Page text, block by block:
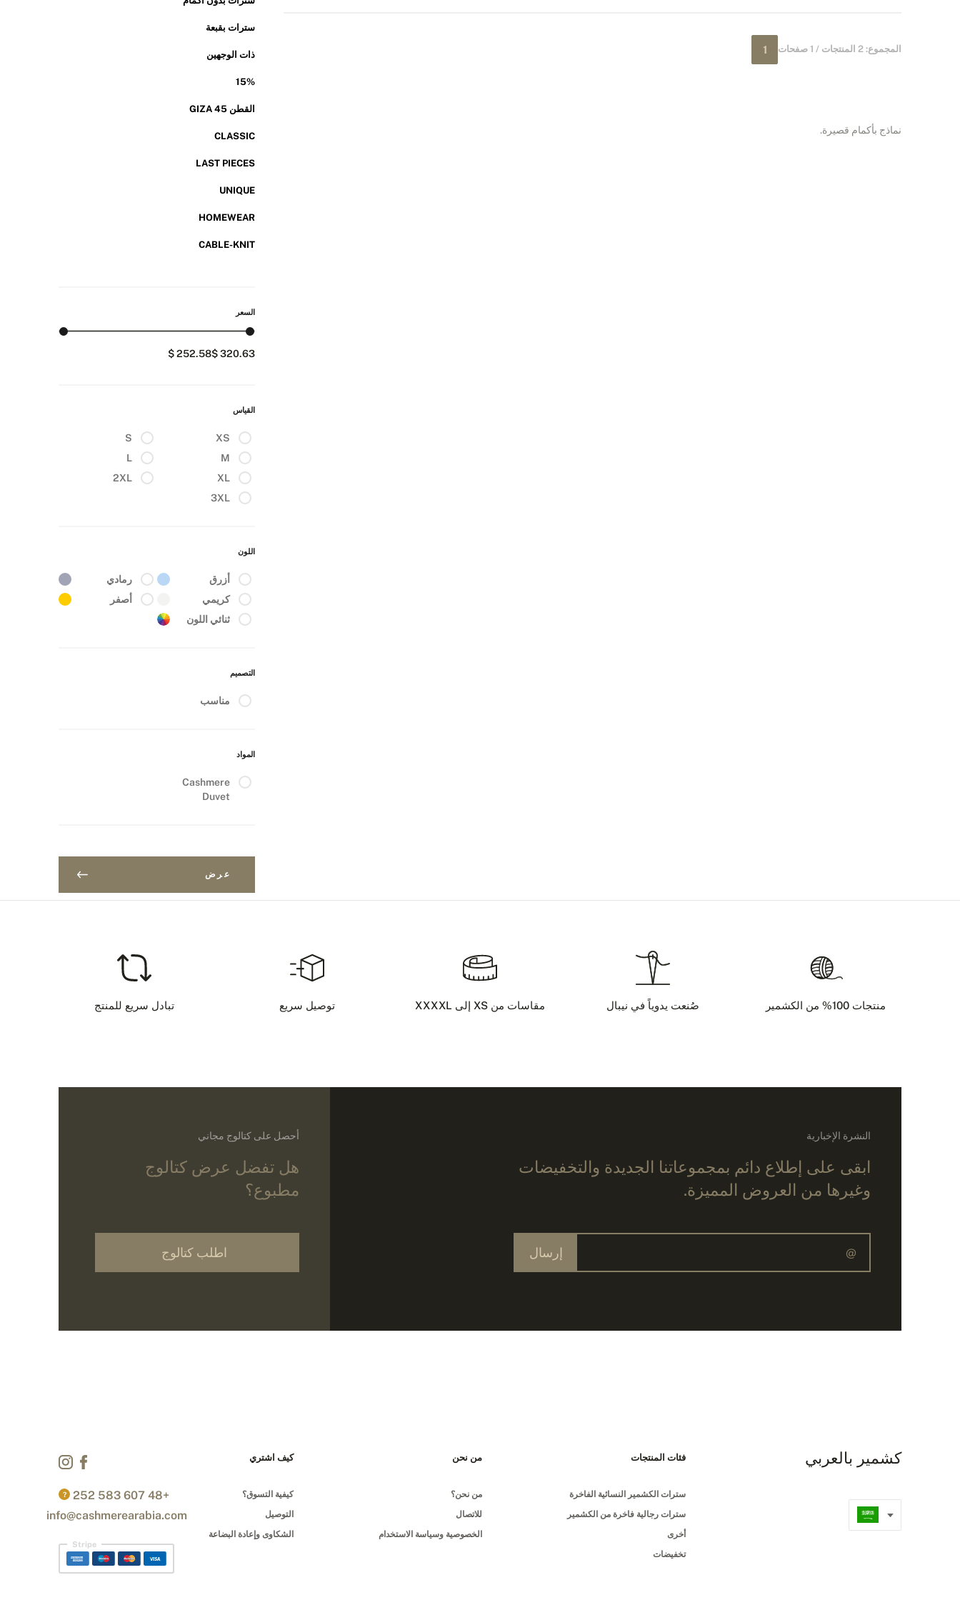
سترات بقبعة
ذات الوجهين
15%
القطن GIZA 45
CLASSIC
LAST PIECES
UNIQUE
HOMEWEAR
CABLE-KNIT
السعر
252.58 $ 320.63 $
القياس
XS
S
M
L
XL
2XL
3XL
اللون
أزرق
رمادي
كريمي
أصفر
ثنائي اللون
التصميم
مناسب
المواد
Cashmere
Duvet
عرض
المجموع: 2 المنتجات / 1 صفحات 1
نماذج بأكمام قصيرة.
منتجات 100% من الكشمير صُنعت يدوياً في نيبال مقاسات من XS إلى XXXXL توصيل سريع تبادل سريع للمنتج
النشرة الإخبارية
ابقى على إطلاع دائم بمجموعاتنا الجديدة والتخفيضات
وغيرها من العروض المميزة.
إرسال
أحصل على كتالوج مجاني
هل تفضل عرض كتالوج
مطبوع؟
اطلب كتالوج
كشمير بالعربي فئات المنتجات
سترات الكشمير النسائية الفاخرة
سترات رجالية فاخرة من الكشمير
أخرى
تخفيضات
من نحن
من نحن؟
للاتصال
الخصوصية وسياسة الاستخدام
كيف اشتري
كيفية التسوق؟
التوصيل
الشكاوى وإعادة البضاعة
+48 607 583 252
?
info@cashmerearabia.com
Stripe